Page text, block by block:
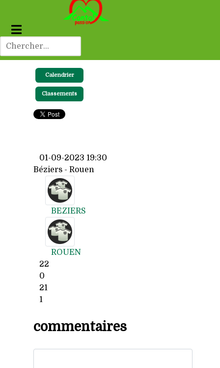
Calendrier
Classements
01-09-2023 19:30
Béziers - Rouen
BEZIERS
ROUEN
22
0
21
1
commentaires